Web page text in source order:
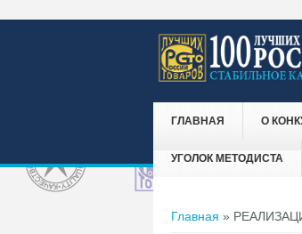
ГЛАВНАЯ О
УГОЛОК МЕТОДИСТА
Вы здесь
Главная »